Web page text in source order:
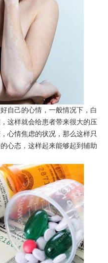
己的心情，一般情况下，白
这样就会给患者带来很大的压
心情焦虑的状况，那么这样只
心态，这样起来能够起到辅助